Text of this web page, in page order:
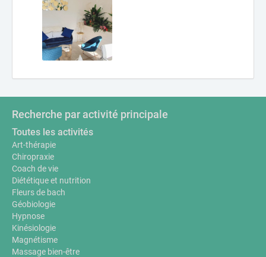
Recherche par activité principale
Toutes les activités
Art-thérapie
Chiropraxie
Coach de vie
Diététique et nutrition
Fleurs de bach
Géobiologie
Hypnose
Kinésiologie
Magnétisme
Massage bien-être